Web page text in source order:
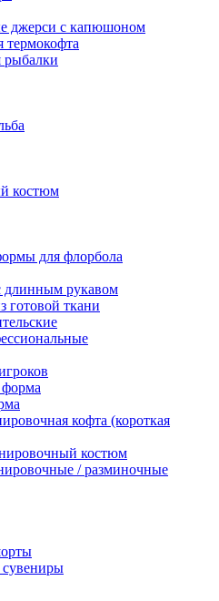
джерси с капюшоном
термокофта
рыбалки
костюм
для флорбола
длинным рукавом
готовой ткани
форма
кофта (короткая
костюм
/ разминочные